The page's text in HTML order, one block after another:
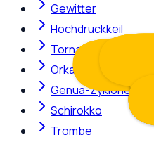
Gewitter
Hochdruckkeil
Tornado
Orkan
Genua-Zyklone
Schirokko
Trombe